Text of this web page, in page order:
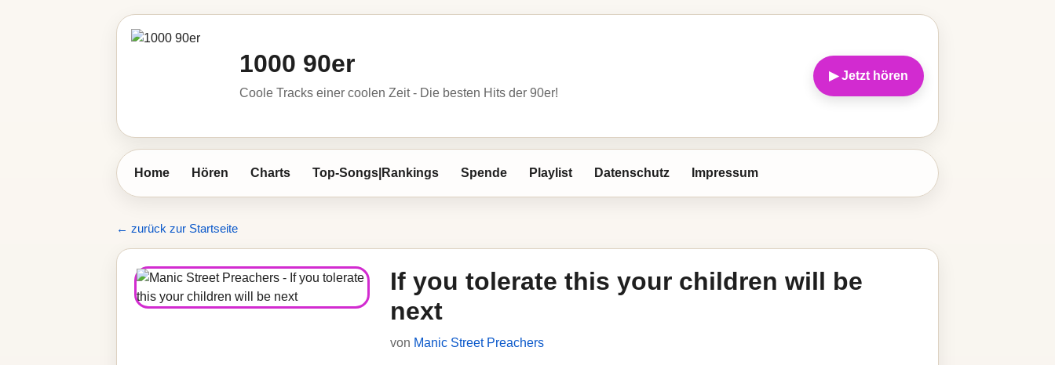
1000 90er
Coole Tracks einer coolen Zeit - Die besten Hits der 90er!
▶ Jetzt hören
Home Hören Charts Top-Songs|Rankings Spende Playlist Datenschutz Impressum
← zurück zur Startseite
If you tolerate this your children will be
next
von Manic Street Preachers